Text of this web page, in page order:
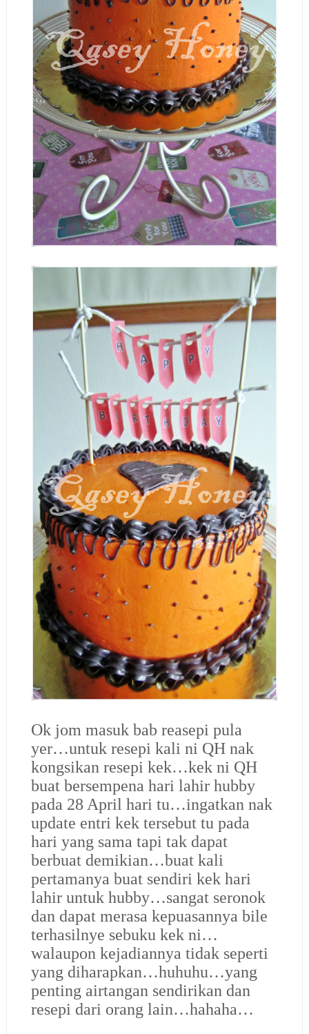
Ok jom masuk bab reasepi pula
yer…untuk resepi kali ni QH nak
kongsikan resepi kek…kek ni QH
buat bersempena hari lahir hubby
pada 28 April hari tu…ingatkan nak
update entri kek tersebut tu pada
hari yang sama tapi tak dapat
berbuat demikian…buat kali
pertamanya buat sendiri kek hari
lahir untuk hubby…sangat seronok
dan dapat merasa kepuasannya bile
terhasilnye sebuku kek ni…
walaupon kejadiannya tidak seperti
yang diharapkan…huhuhu…yang
penting airtangan sendirikan dan
resepi dari orang lain…hahaha…